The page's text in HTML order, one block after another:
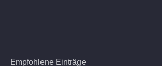
Empfohlene Einträge